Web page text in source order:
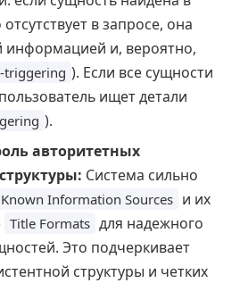
отсутствует в запросе, она
информацией и, вероятно,
triggering ). Если все сущности
ищет детали
).
авторитетных
Система сильно
Known Information Sources и их
Title Formats для надежного
Это подчеркивает
структуры и четких